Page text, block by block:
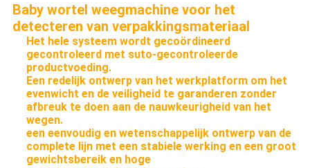
Baby wortel weegmachine voor het
detecteren van verpakkingsmateriaal
Het hele systeem wordt gecoördineerd
gecontroleerd met suto-gecontroleerde
productvoeding.
Een redelijk ontwerp van het werkplatform om het
evenwicht en de veiligheid te garanderen zonder
afbreuk te doen aan de nauwkeurigheid van het
wegen.
een eenvoudig en wetenschappelijk ontwerp van de
complete lijn met een stabiele werking en een groot
gewichtsbereik en hoge